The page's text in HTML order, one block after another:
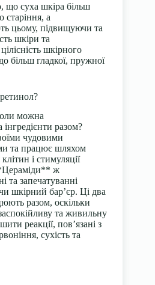
суха шкіра більш
старіння, а
цьому, підвищуючи та
шкіри та
шкірного
більш гладкої, пружної
можна
разом?
чудовими
та працює шляхом
і стимуляції
ж
та запечатуванні
шкірний бар’єр. Ці два
разом, оскільки
та живильну
реакції, пов’язані з
сухість та